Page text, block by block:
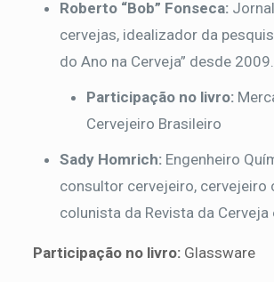
Roberto “Bob” Fonseca:
cervejas, idealizador da
do Ano na Cerveja” desde 2009.
Participação no livro:
Cervejeiro Brasileiro
Sady Homrich:Engenheiro
consultor cervejeiro, cervejeiro
colunista da Revista da Cerveja
Participação no livro:Glassware